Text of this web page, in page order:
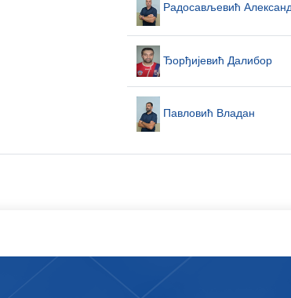
Радосављевић
Ђорђијевић Далибор
Павловић Владан